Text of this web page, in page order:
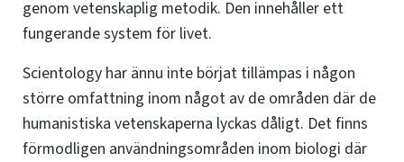
genom vetenskaplig metodik. Den innehåller ett
fungerande system för livet.
Scientology har ännu inte börjat tillämpas i någon
större omfattning inom något av de områden där de
humanistiska vetenskaperna lyckas dåligt. Det finns
förmodligen användningsområden inom biologi där